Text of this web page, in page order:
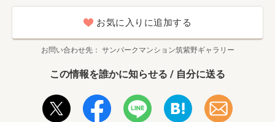
お気に入りに追加する
お問い合わせ先 サンパークマンション筑紫野ギャラリー
この情報を誰かに知らせる / 自分に送る